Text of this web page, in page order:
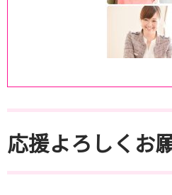
応援よろしくお